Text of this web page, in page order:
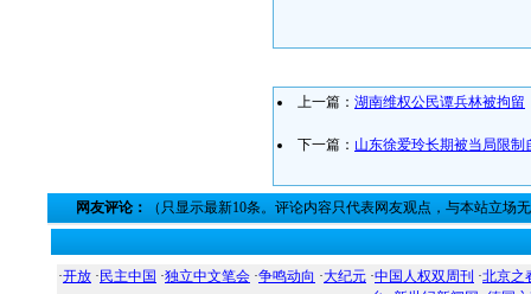
上一篇： 湖南维权公民谭兵林被拘留
下一篇： 山东徐爱玲长期被当局限制
网友评论： （只显示最新10条。评论内容只代表网友观点，与本站立场
·开放 · 民主中国 ·独立中文笔会 ·争鸣动向 ·大纪元 ·中国人权双周刊 ·北京之